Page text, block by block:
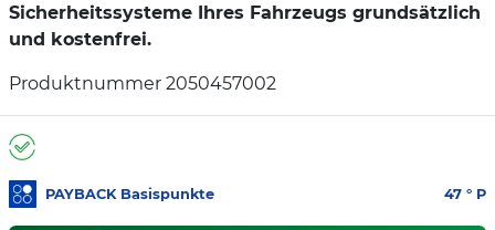
Sicherheitssysteme Ihres Fahrzeugs grundsätzlich
und kostenfrei.
Produktnummer 2050457002
PAYBACK Basispunkte 47 ° P